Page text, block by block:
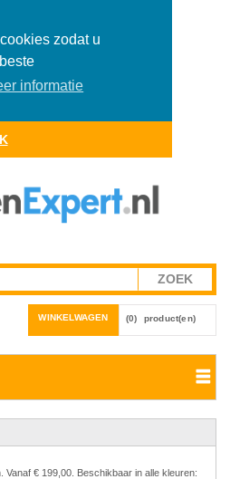
zodat u
informatie
WINKELWAGEN (0) product(en)
€ 199,00. Beschikbaar in alle kleuren: